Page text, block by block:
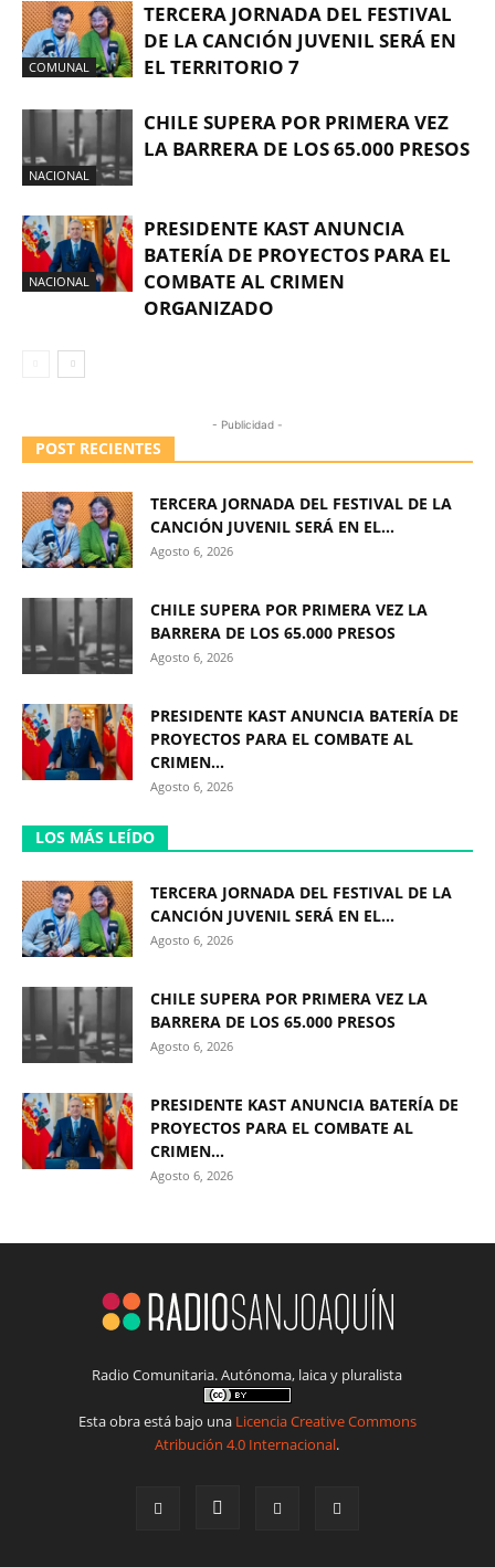
COMUNAL
TERCERA JORNADA DEL FESTIVAL
DE LA CANCIÓN JUVENIL SERÁ EN
EL TERRITORIO 7
NACIONAL
CHILE SUPERA POR PRIMERA VEZ
LA BARRERA DE LOS 65.000 PRESOS
NACIONAL
PRESIDENTE KAST ANUNCIA
BATERÍA DE PROYECTOS PARA EL
COMBATE AL CRIMEN
ORGANIZADO
- Publicidad -
POST RECIENTES
TERCERA JORNADA DEL FESTIVAL DE LA
CANCIÓN JUVENIL SERÁ EN EL...
Agosto 6, 2026
CHILE SUPERA POR PRIMERA VEZ LA
BARRERA DE LOS 65.000 PRESOS
Agosto 6, 2026
PRESIDENTE KAST ANUNCIA BATERÍA DE
PROYECTOS PARA EL COMBATE AL
CRIMEN...
Agosto 6, 2026
LOS MÁS LEÍDO
TERCERA JORNADA DEL FESTIVAL DE LA
CANCIÓN JUVENIL SERÁ EN EL...
Agosto 6, 2026
CHILE SUPERA POR PRIMERA VEZ LA
BARRERA DE LOS 65.000 PRESOS
Agosto 6, 2026
PRESIDENTE KAST ANUNCIA BATERÍA DE
PROYECTOS PARA EL COMBATE AL
CRIMEN...
Agosto 6, 2026
Radio Comunitaria. Autónoma, laica y pluralista
Esta obra está bajo una Licencia Creative Commons
Atribución 4.0 Internacional.